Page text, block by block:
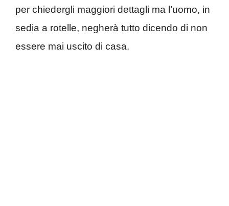
per chiedergli maggiori dettagli ma l’uomo, in
sedia a rotelle, negherà tutto dicendo di non
essere mai uscito di casa.